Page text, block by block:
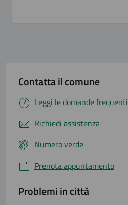
Contatta il comune
Leggi le domande frequenti
Richiedi assistenza
Numero verde
Prenota appuntamento
Problemi in città